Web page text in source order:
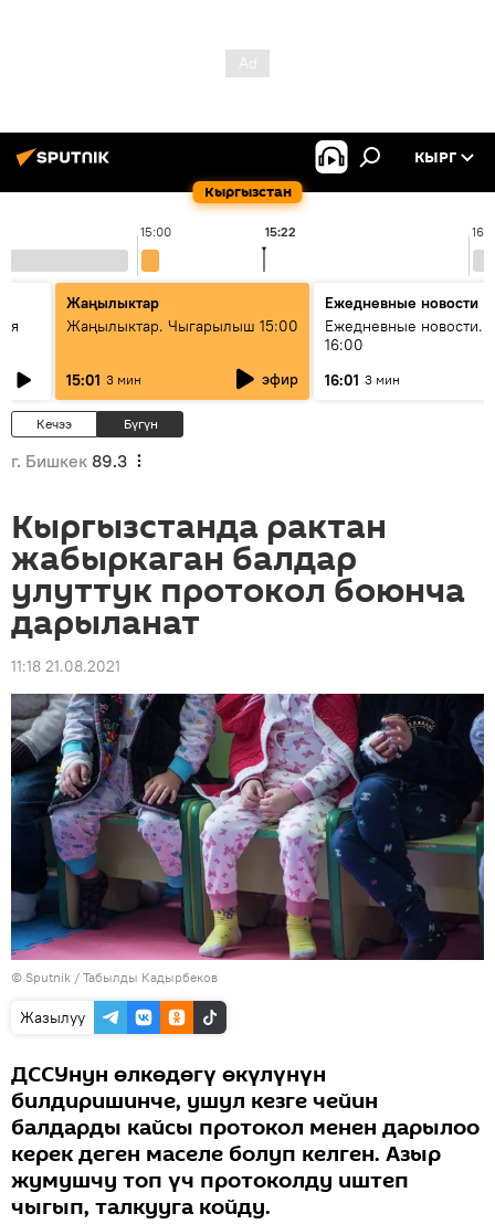
Кыргызстан
КЫРГ
15:00 15:22
Жаңылыктар
Жаңылыктар. Чыгарылыш 15:00
15:01 3 мин эфир
Ежедневные новости
Ежедневные новости.
16:00
16:01 3 мин
Кечээ Бүгүн
г. Бишкек 89.3
Кыргызстанда рактан
жабыркаган балдар
улуттук протокол боюнча
дарыланат
11:18 21.08.2021
© Sputnik / Табылды Кадырбеков
Жазылуу
ДССУнун өлкөдөгү өкүлүнүн
билдиришинче, ушул кезге чейин
балдарды кайсы протокол менен дарылоо
керек деген маселе болуп келген. Азыр
жумушчу топ үч протоколду иштеп
чыгып, талкууга койду.